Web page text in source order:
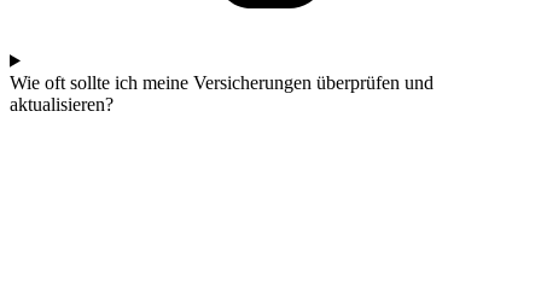
Wie oft sollte ich meine Versicherungen überprüfen und
aktualisieren?